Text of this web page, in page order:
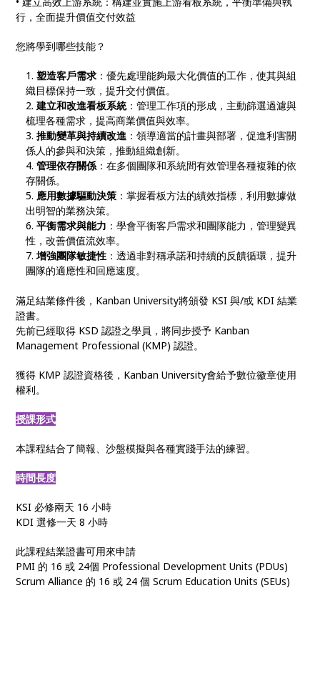
行，全面提升價值交付效益
您將學到哪些技能？
塑造客戶需求 ：優先處理能夠最大化價值的工作，使其與組
織目標保持一致，提升交付價值。
建立和改進看板系統：管理工作項的形成，主動篩選過濾與
梳理各種需求，提高商業價值與效率。
推動變革與持續改進 ：領導適當的計畫與部署，促進利害關
係人的參與和決策，推動組織創新。
管理依存關係 ：在多個團隊和系統間有效管理各種複雜的依
存關係。
應用數據驅動決策 ：掌握看板方法的績效指標，利用數據做
出明智的業務決策。
平衡需求與能力 ：學會平衡客戶需求和團隊能力，管理變異
性，改善價值流效率。
增強團隊敏捷性 ：透過非對稱承諾和持續的反饋循環，提升
團隊的適應性和回應速度。
滿足結業條件後，Kanban University將頒發 KSI 與/或 KDI 結業
證書。
先前已經取得 KSD 認證之學員，將同步授予 Kanban
Management Professional (KMP) 認證。
獲得 KMP 認證資格後，Kanban University會給予數位徽章使用
權利。
授課形式
本課程結合了簡報、沙盤模擬與各種實踐手法的練習。
時間長度
KSI 必修兩天 16 小時
KDI 選修一天 8 小時
此課程結業證書可用來申請
PMI 的 16 或 24個 Professional Development Units (PDUs)
Scrum Alliance 的 16 或 24 個 Scrum Education Units (SEUs)